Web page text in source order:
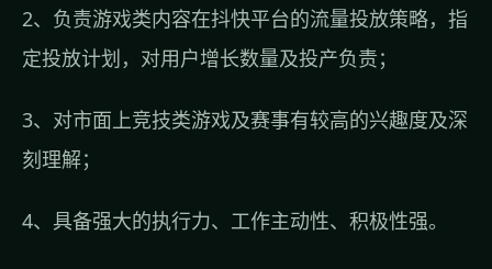
2、负责游戏类内容在抖快平台的流量投放策略，指
定投放计划，对用户增长数量及投产负责；
3、对市面上竞技类游戏及赛事有较高的兴趣度及深
刻理解；
4、具备强大的执行力、工作主动性、积极性强。